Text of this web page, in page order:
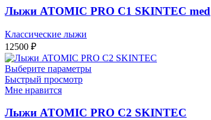
Лыжи ATOMIC PRO C1 SKINTEC med
Классические лыжи
12500 ₽
Выберите параметры
Быстрый просмотр
Мне нравится
Лыжи ATOMIC PRO C2 SKINTEC